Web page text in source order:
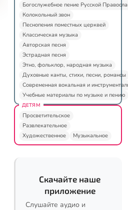
Богослужебное пение Русской
Колокольный звон
Песнопения поместных церквей
Классическая музыка
Авторская песня
Эстрадная песня
Этно, фольклор, народная музыка
Духовные канты, стихи, песни, романсы
Современная вокальная и
Учебные материалы по музыке и пению
ДЕТЯМ
Просветительское
Развлекательное
Художественное
Музыкальное
Скачайте наше
приложение
Слушайте аудио и